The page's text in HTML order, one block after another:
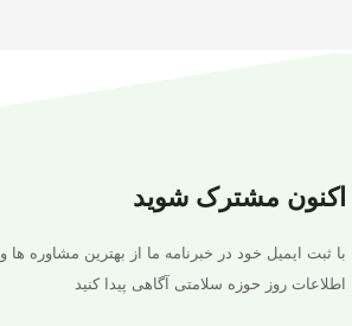
اکنون مشترک شوید
با ثبت ایمیل خود در خبرنامه ما از بهترین مشاوره ها و
اطلاعات روز حوزه سلامتی آگاهی پیدا کنید